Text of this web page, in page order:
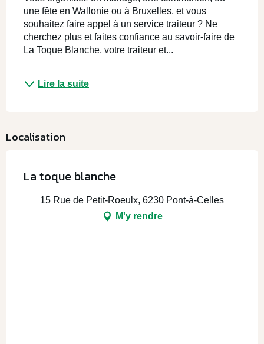
une fête en Wallonie ou à Bruxelles, et vous
souhaitez faire appel à un service traiteur ? Ne
cherchez plus et faites confiance au savoir-faire de
La Toque Blanche, votre traiteur et...
Lire la suite
Localisation
La toque blanche
15 Rue de Petit-Roeulx, 6230 Pont-à-Celles
M'y rendre